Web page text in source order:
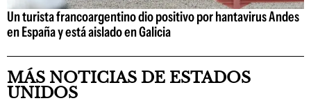
Un turista francoargentino dio positivo por hantavirus Andes
en España y está aislado en Galicia
MÁS NOTICIAS DE ESTADOS
UNIDOS